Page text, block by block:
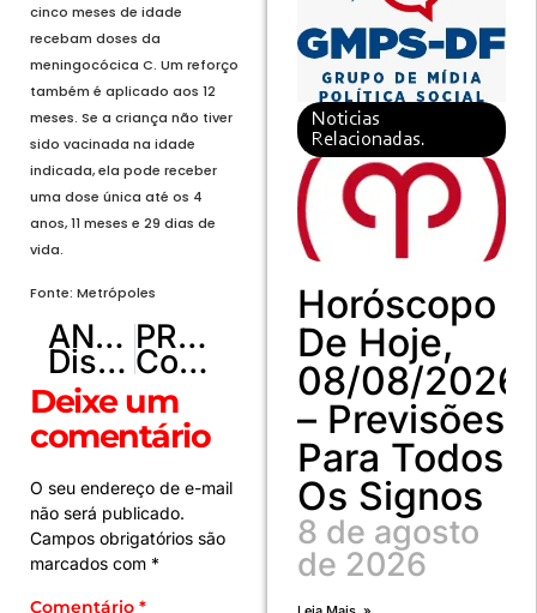
cinco meses de idade
recebam doses da
meningocócica C. Um reforço
também é aplicado aos 12
meses. Se a criança não tiver
sido vacinada na idade
indicada, ela pode receber
uma dose única até os 4
anos, 11 meses e 29 dias de
vida.
Fonte: Metrópoles
ANTERIOR
Distrital recebe representantes de feiras do DF e promete incentivo ao empreendedorismo
PRÓXIMO
Confira a lista de 1.500 convocados para o RenovaDF
Deixe um
comentário
O seu endereço de e-mail
não será publicado.
Campos obrigatórios são
marcados com *
Comentário *
Noticias
Relacionadas.
Horóscopo
De Hoje,
08/08/2026
– Previsões
Para Todos
Os Signos
8 de agosto
de 2026